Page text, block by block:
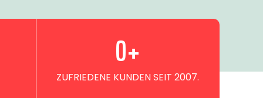
ZUFRIEDENE KUNDEN SEIT 2007.
0+